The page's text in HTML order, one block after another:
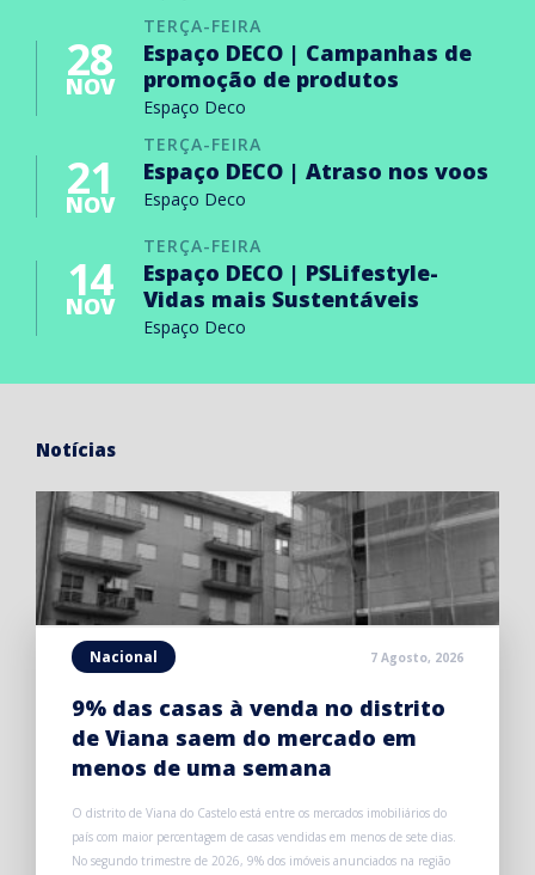
TERÇA-FEIRA
28
NOV
Espaço DECO | Campanhas de
promoção de produtos
Espaço Deco
TERÇA-FEIRA
21
NOV
Espaço DECO | Atraso nos voos
Espaço Deco
TERÇA-FEIRA
14
NOV
Espaço DECO | PSLifestyle-
Vidas mais Sustentáveis
Espaço Deco
Notícias
Nacional 7 Agosto, 2026
9% das casas à venda no distrito
de Viana saem do mercado em
menos de uma semana
O distrito de Viana do Castelo está entre os mercados imobiliários do
país com maior percentagem de casas vendidas em menos de sete dias.
No segundo trimestre de 2026, 9% dos imóveis anunciados na região